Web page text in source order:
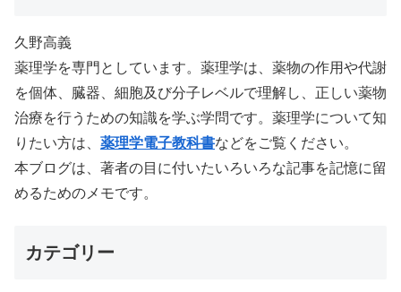
久野高義
薬理学を専門としています。薬理学は、薬物の作用や代謝
を個体、臓器、細胞及び分子レベルで理解し、正しい薬物
治療を行うための知識を学ぶ学問です。薬理学について知
りたい方は、 薬理学電子教科書などをご覧ください。
本ブログは、著者の目に付いたいろいろな記事を記憶に留
めるためのメモです。
カテゴリー